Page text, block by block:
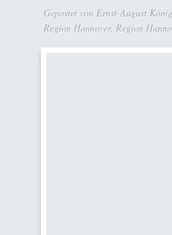
Gepostet von Ernst-August König
Region Hannover, Region